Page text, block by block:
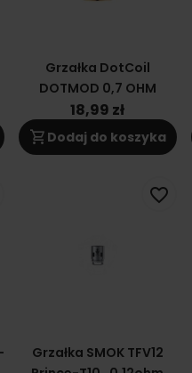
Grzałka DotCoil
DOTMOD 0,7 OHM
18,99 zł
shopping_cart Dodaj do koszyka
Grzałka SMOK TFV12
favorite_border